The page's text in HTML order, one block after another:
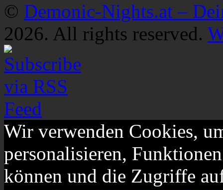
© Demonic-Nights.at –
2026. All rights reserved.
Wir verwenden Cookies,
personalisieren,
können und die Zugriffe